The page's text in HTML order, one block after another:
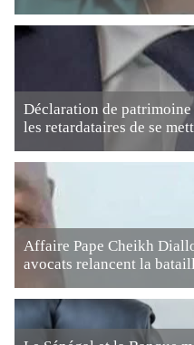
Déclaration de patrimoine
les retardataires de se
Affaire Pape Cheikh
avocats relancent la